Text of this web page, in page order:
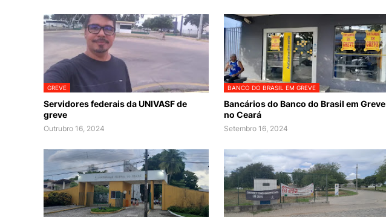
GREVE
Servidores federais da UNIVASF de
greve
Outrubro 16, 2024
BANCO DO BRASIL EM GREVE
Bancários do Banco do Brasil em Greve
no Ceará
Setembro 16, 2024